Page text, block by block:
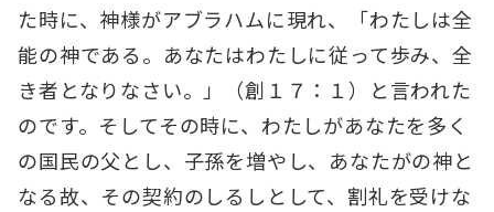
た時に、神様がアブラハムに現れ、「わたしは全
能の神である。あなたはわたしに従って歩み、全
き者となりなさい。」（創１７：１）と言われた
のです。そしてその時に、わたしがあなたを多く
の国民の父とし、子孫を増やし、あなたがの神と
なる故、その契約のしるしとして、割礼を受けな